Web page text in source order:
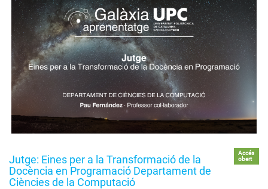
Jutge: Eines per a la Transformació de la
Docència en Programació Departament de
Ciències de la Computació
Accés
obert